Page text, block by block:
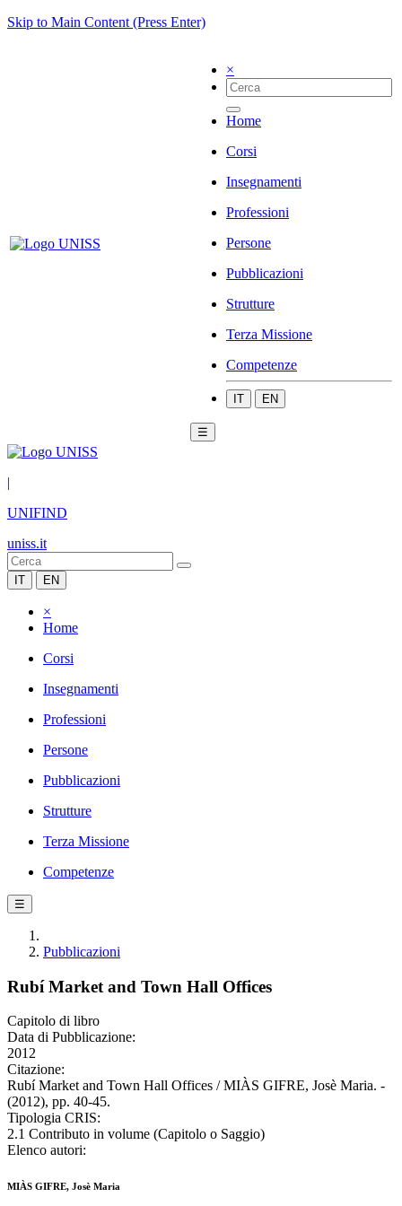
Skip to Main Content (Press Enter)
×
Home
Corsi
Insegnamenti
Professioni
Persone
Pubblicazioni
Strutture
Terza Missione
Competenze
IT EN
☰
|
UNIFIND
uniss.it
IT EN
×
Home
Corsi
Insegnamenti
Professioni
Persone
Pubblicazioni
Strutture
Terza Missione
Competenze
☰
Pubblicazioni
Rubí Market and Town Hall Offices
Capitolo di libro
Data di Pubblicazione:
2012
Citazione:
Rubí Market and Town Hall Offices / MIÀS GIFRE, Josè Maria. -
(2012), pp. 40-45.
Tipologia CRIS:
2.1 Contributo in volume (Capitolo o Saggio)
Elenco autori:
MIÀS GIFRE, Josè Maria